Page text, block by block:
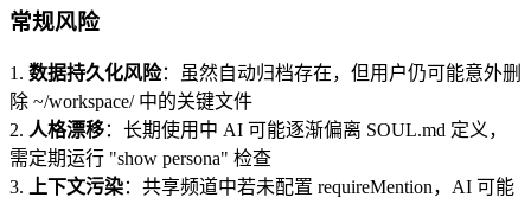
常规风险
1. 数据持久化风险：虽然自动归档存在，但用户仍可能意外删
除 ~/workspace/ 中的关键文件
2. 人格漂移：长期使用中 AI 可能逐渐偏离 SOUL.md 定义，
需定期运行 "show persona" 检查
3. 上下文污染：共享频道中若未配置 requireMention，AI 可能